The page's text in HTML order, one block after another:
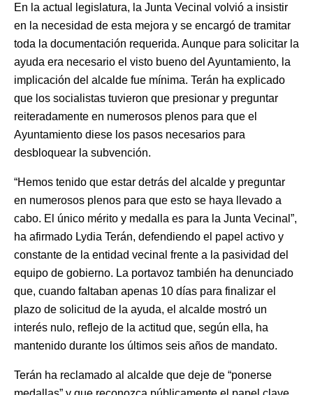
En la actual legislatura, la Junta Vecinal volvió a insistir
en la necesidad de esta mejora y se encargó de tramitar
toda la documentación requerida. Aunque para solicitar la
ayuda era necesario el visto bueno del Ayuntamiento, la
implicación del alcalde fue mínima. Terán ha explicado
que los socialistas tuvieron que presionar y preguntar
reiteradamente en numerosos plenos para que el
Ayuntamiento diese los pasos necesarios para
desbloquear la subvención.
“Hemos tenido que estar detrás del alcalde y preguntar
en numerosos plenos para que esto se haya llevado a
cabo. El único mérito y medalla es para la Junta Vecinal”,
ha afirmado Lydia Terán, defendiendo el papel activo y
constante de la entidad vecinal frente a la pasividad del
equipo de gobierno. La portavoz también ha denunciado
que, cuando faltaban apenas 10 días para finalizar el
plazo de solicitud de la ayuda, el alcalde mostró un
interés nulo, reflejo de la actitud que, según ella, ha
mantenido durante los últimos seis años de mandato.
Terán ha reclamado al alcalde que deje de “ponerse